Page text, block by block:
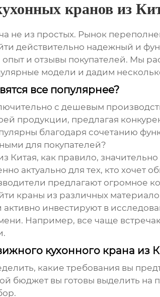
кранов из
не из простых. Рынок
действительно надежный и
и отзывы покупателей. Мы
модели и дадим
все популярнее?
с дешевым
продукции, предлагая
благодаря сочетанию
для покупателей?
Китая, как правило,
актуально для тех, кто хочет
предлагают огромное
краны из различных
инвестируют в
Например, все чаще
кухонного крана из
какие требования вы
бюджет вы готовы выделить на